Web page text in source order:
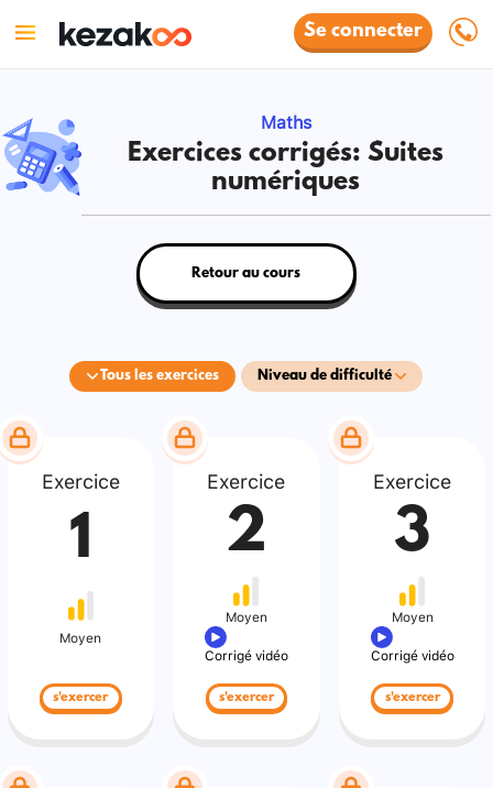
Se connecter
Maths
Exercices corrigés: Suites
numériques
Tous les exercices Niveau de difficulté
Retour au cours
Exercice
1
Moyen
s'exercer
Exercice
2
Moyen
Corrigé vidéo
s'exercer
Exercice
3
Moyen
Corrigé vidéo
s'exercer